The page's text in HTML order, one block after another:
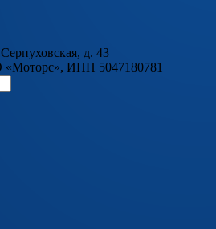
д. 43
ИНН 5047180781